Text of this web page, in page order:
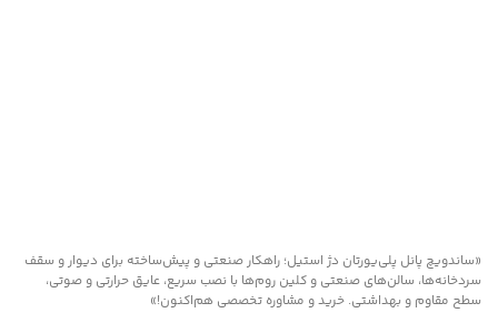
«ساندویچ پانل پلی‌یورتان دژ استیل؛ راهکار صنعتی و پیش‌ساخته برای دیوار و سقف
سردخانه‌ها، سالن‌های صنعتی و کلین روم‌ها با نصب سریع، عایق حرارتی و صوتی،
سطح مقاوم و بهداشتی. خرید و مشاوره تخصصی هم‌اکنون!»